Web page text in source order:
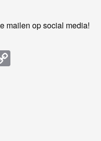
mailen op social media!